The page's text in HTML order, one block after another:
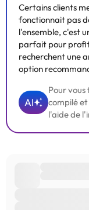
Certains clients
fonctionnait pas
l'ensemble, c'est
parfait pour
recherchent une
option
AI
Pour
compilé et
l'aide de